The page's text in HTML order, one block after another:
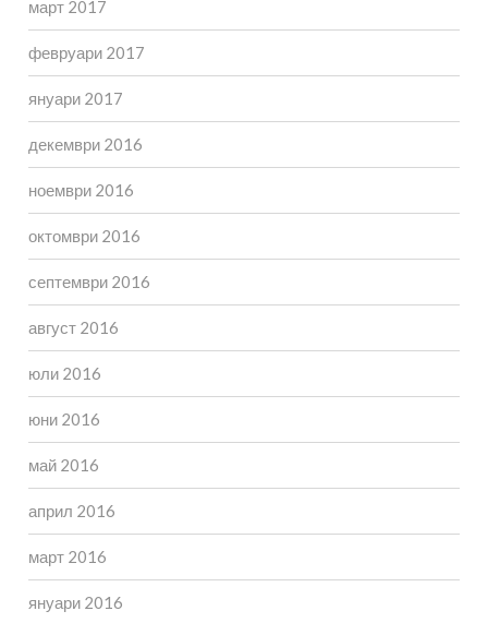
март 2017
февруари 2017
януари 2017
декември 2016
ноември 2016
октомври 2016
септември 2016
август 2016
юли 2016
юни 2016
май 2016
април 2016
март 2016
януари 2016